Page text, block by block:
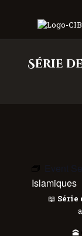
Série
Event
Islamiques
📖 Série
🕋